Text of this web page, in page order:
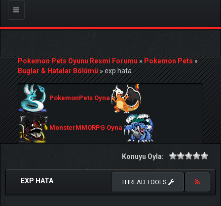
Gezinmeyi
Değiştir
Pokemon Pets Oyunu Resmi Forumu»Pokemon Pets»
Buglar & Hatalar Bölümü»exp hata
PokemonPets Oyna
MonsterMMORPG Oyna
Konuyu Oyla:
EXP HATA THREAD TOOLS